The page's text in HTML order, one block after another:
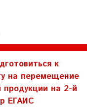
к
на перемещение
продукции на 2-й
ЕГАИС